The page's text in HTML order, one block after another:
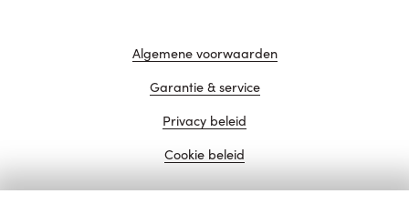
Algemene voorwaarden
Garantie & service
Privacy beleid
Cookie beleid